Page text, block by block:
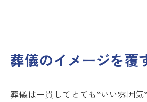
葬儀のイメージを覆
葬儀は一貫してとても“いい雰囲